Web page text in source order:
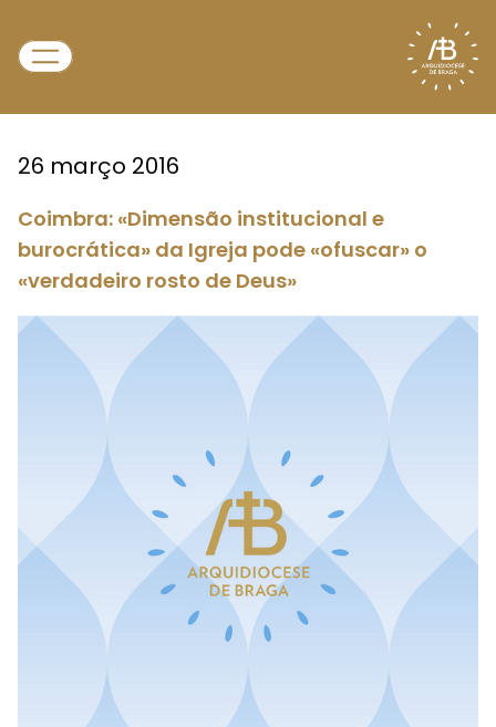
26 março 2016
Coimbra: «Dimensão institucional e
burocrática» da Igreja pode «ofuscar» o
«verdadeiro rosto de Deus»